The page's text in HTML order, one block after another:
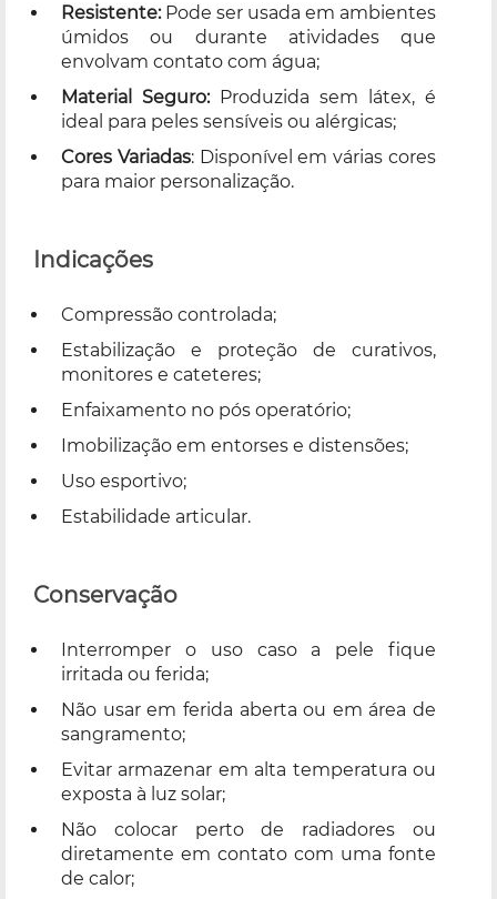
Resistente:Pode ser usada em ambientes
úmidos ou durante atividades que
envolvam contato com água;
Material Seguro:Produzida sem látex, é
ideal para peles sensíveis ou alérgicas;
Cores Variadas: Disponível em várias cores
para maior personalização.
Indicações
Compressão controlada;
Estabilização e proteção de curativos,
monitores e cateteres;
Enfaixamento no pós operatório;
Imobilização em entorses e distensões;
Uso esportivo;
Estabilidade articular.
Conservação
Interromper o uso caso a pele fique
irritada ou ferida;
Não usar em ferida aberta ou em área de
sangramento;
Evitar armazenar em alta temperatura ou
exposta à luz solar;
Não colocar perto de radiadores ou
diretamente em contato com uma fonte
de calor;